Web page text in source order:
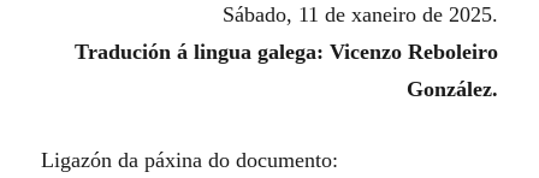
Sábado, 11 de xaneiro de 2025.
Tradución á lingua galega: Vicenzo Reboleiro
González.
Ligazón da páxina do documento: